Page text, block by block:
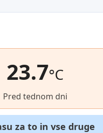
23.7°C
Pred tednom dni
za to in vse druge